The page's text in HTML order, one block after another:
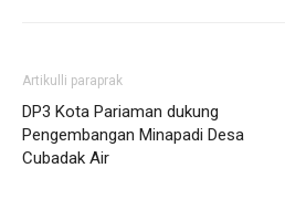
Artikulli paraprak
DP3 Kota Pariaman dukung
Pengembangan Minapadi Desa
Cubadak Air